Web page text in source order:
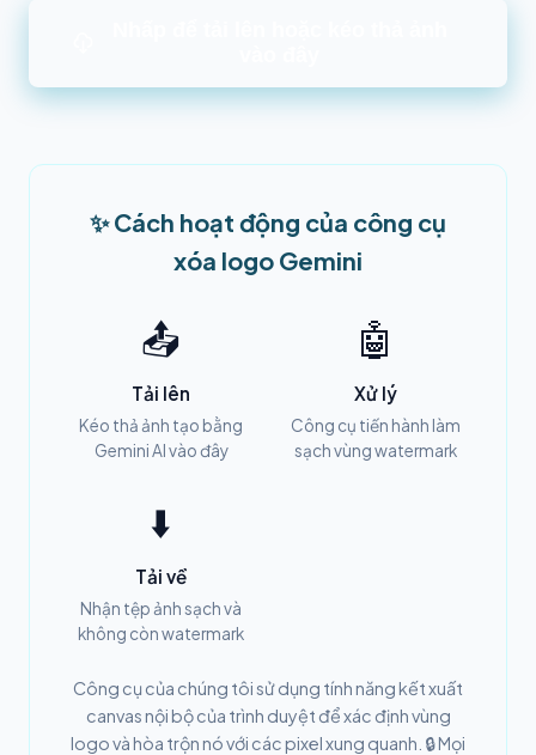
✨ Cách hoạt động của công cụ
xóa logo Gemini
📤
Tải lên
Kéo thả ảnh tạo bằng
Gemini AI vào đây
🤖
Xử lý
Công cụ tiến hành làm
sạch vùng watermark
⬇️
Tải về
Nhận tệp ảnh sạch và
không còn watermark
Công cụ của chúng tôi sử dụng tính năng kết xuất
canvas nội bộ của trình duyệt để xác định vùng
logo và hòa trộn nó với các pixel xung quanh. 🔒 Mọi